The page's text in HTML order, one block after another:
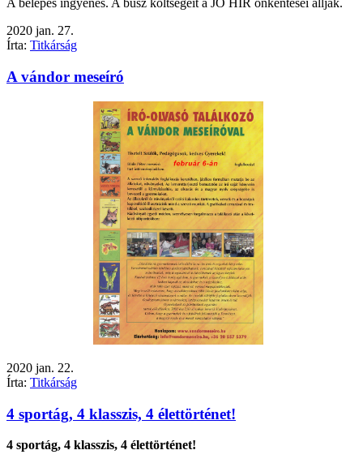
A belépés ingyenes. A busz költségeit a JÓ HÍR önkéntesei állják.
2020 jan. 27.
Írta: Titkárság
A vándor meseíró
2020 jan. 22.
Írta: Titkárság
4 sportág, 4 klasszis, 4 élettörténet!
4 sportág, 4 klasszis, 4 élettörténet!